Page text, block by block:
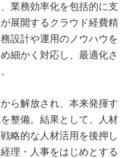
業務効率化を包括的に支
展開するクラウド経費精
設計や運用のノウハウを
細かく対応し、最適化さ
ら解放され、本来発揮す
整備。結果として、人材
略的な人材活用を後押し
理・人事をはじめとする